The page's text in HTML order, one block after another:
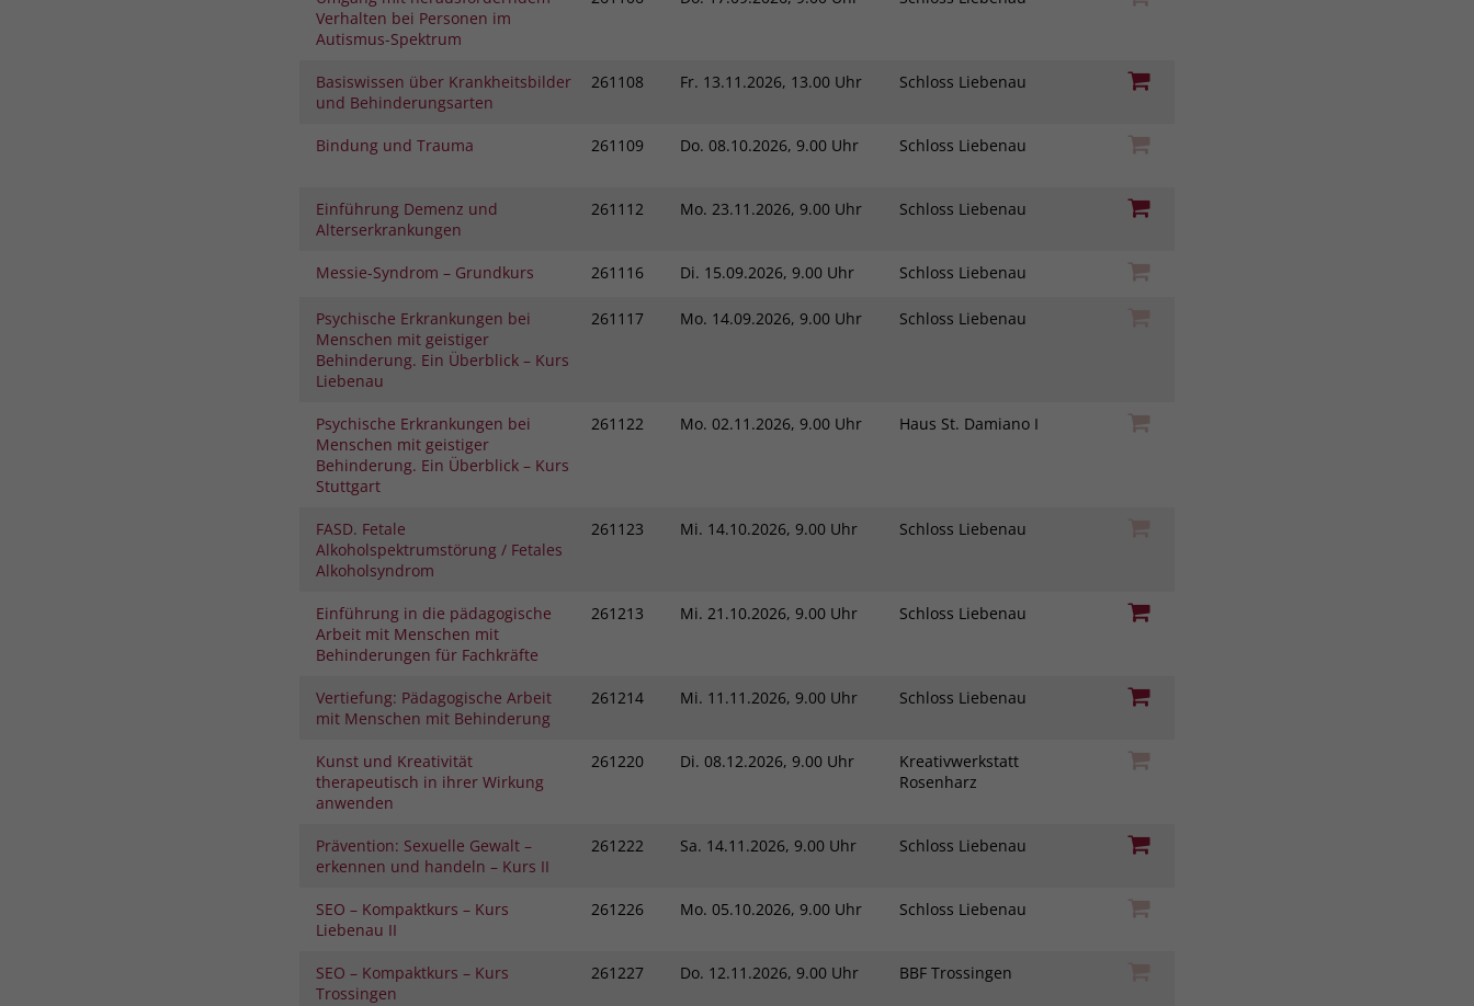
Verhalten bei Personen im
Autismus-Spektrum
Basiswissen über Krankheitsbilder
und Behinderungsarten
261108 Fr. 13.11.2026, 13.00 Uhr Schloss Liebenau
Bindung und Trauma 261109 Do. 08.10.2026, 9.00 Uhr Schloss Liebenau
Einführung Demenz und
Alterserkrankungen
261112 Mo. 23.11.2026, 9.00 Uhr Schloss Liebenau
Messie-Syndrom – Grundkurs 261116 Di. 15.09.2026, 9.00 Uhr Schloss Liebenau
Psychische Erkrankungen bei
Menschen mit geistiger
Behinderung. Ein Überblick – Kurs
Liebenau
261117 Mo. 14.09.2026, 9.00 Uhr Schloss Liebenau
Psychische Erkrankungen bei
Menschen mit geistiger
Behinderung. Ein Überblick – Kurs
Stuttgart
261122 Mo. 02.11.2026, 9.00 Uhr Haus St. Damiano I
FASD. Fetale
Alkoholspektrumstörung / Fetales
Alkoholsyndrom
261123 Mi. 14.10.2026, 9.00 Uhr Schloss Liebenau
Einführung in die pädagogische
Arbeit mit Menschen mit
Behinderungen für Fachkräfte
261213 Mi. 21.10.2026, 9.00 Uhr Schloss Liebenau
Vertiefung: Pädagogische Arbeit
mit Menschen mit Behinderung
261214 Mi. 11.11.2026, 9.00 Uhr Schloss Liebenau
Kunst und Kreativität
therapeutisch in ihrer Wirkung
anwenden
261220 Di. 08.12.2026, 9.00 Uhr
Kreativwerkstatt
Rosenharz
Prävention: Sexuelle Gewalt –
erkennen und handeln – Kurs II
261222 Sa. 14.11.2026, 9.00 Uhr Schloss Liebenau
SEO – Kompaktkurs – Kurs
Liebenau II
261226 Mo. 05.10.2026, 9.00 Uhr Schloss Liebenau
SEO – Kompaktkurs – Kurs
Trossingen
261227 Do. 12.11.2026, 9.00 Uhr BBF Trossingen
Name
Anbieter stiftung-liebenau.de
Zweck
werden.
www.clarity.ms
Seitenaufrufe eines Benutzers zu speichern